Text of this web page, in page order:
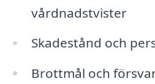
vårdnadstvister
Skadestånd och
Brottmål och